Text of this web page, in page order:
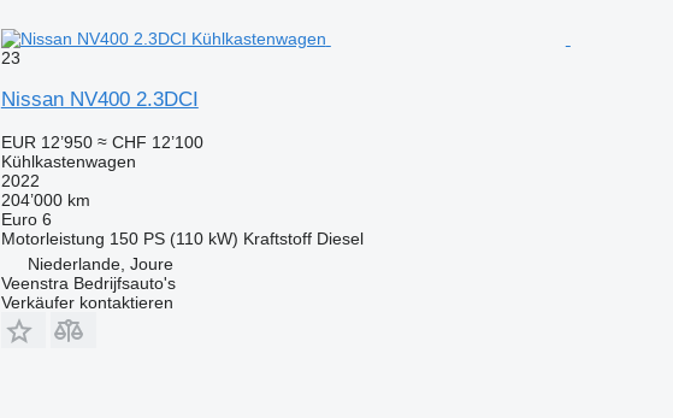
23
Nissan NV400 2.3DCI
EUR 12’950 ≈ CHF 12’100
Kühlkastenwagen
2022
204’000 km
Euro 6
Motorleistung 150 PS (110 kW) Kraftstoff Diesel
Niederlande, Joure
Veenstra Bedrijfsauto's
Verkäufer kontaktieren